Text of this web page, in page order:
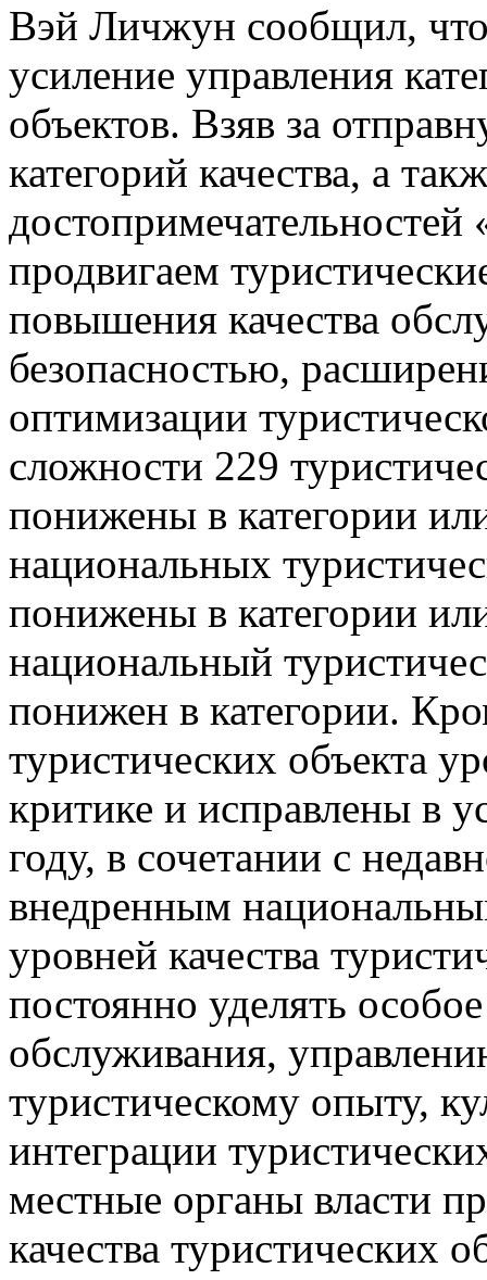
Вэй Личжун сообщил,
усиление управления
объектов. Взяв за
категорий качества, а
продвигаем
повышения качества
безопасностью,
оптимизации
сложности 229
понижены в категории
национальных
понижены в категории
национальный
понижен в категории.
туристических объекта
критике и исправлены в
году, в сочетании с
внедренным
уровней качества
постоянно уделять
обслуживания,
туристическому опыту,
интеграции
местные органы власти
качества туристических